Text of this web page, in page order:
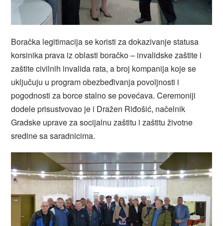
Boračka legitimacija se koristi za dokazivanje statusa
korsinika prava iz oblasti boračko – invalidske zaštite i
zaštite civilnih invalida rata, a broj kompanija koje se
uključuju u program obezbeđivanja povoljnosti i
pogodnosti za borce stalno se povećava. Ceremoniji
dodele prisustvovao je i Dražen Riđošić, načelnik
Gradske uprave za socijalnu zaštitu i zaštitu životne
sredine sa saradnicima.